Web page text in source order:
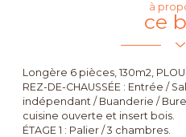
à
ce
Longère 6 pièces, 130m2,
REZ-DE-CHAUSSÉE : Entrée /
indépendant / Buanderie /
cuisine ouverte et insert bois.
ÉTAGE 1 : Palier / 3 chambres.